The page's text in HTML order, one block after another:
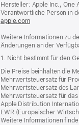
Hersteller: Apple Inc., One
Verantwortliche Person in
apple.com(öffnet
neues
Fenster)
Weitere Informationen zu
Änderungen an der
1. Nicht bestimmt für den
Die Preise beinhalten die
Mehrwertsteuersatz für
Mehrwertsteuersatz des
Mehrwertsteuersatz für
Apple Distribution
EWR (Europäischer
Weitere Informationen